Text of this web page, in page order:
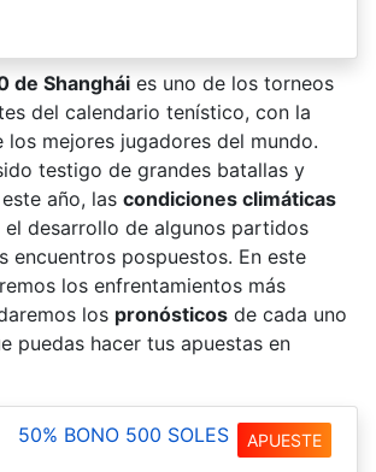
de Shanghái es uno de los torneos
del calendario tenístico, con la
mejores jugadores del mundo.
testigo de grandes batallas y
año, las condiciones climáticas
desarrollo de algunos partidos
encuentros pospuestos. En este
los enfrentamientos más
los pronósticos de cada uno
puedas hacer tus apuestas en
50% BONO 500 SOLES APUESTE